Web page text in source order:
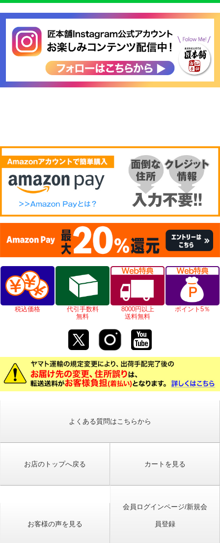
税込価格
代引手数料
無料
8000円以上
送料無料
ポイント5％
よくある質問はこちらから
お店のトップへ戻る カートを見る
お客様の声を見る
会員ログインページ/新規会
員登録